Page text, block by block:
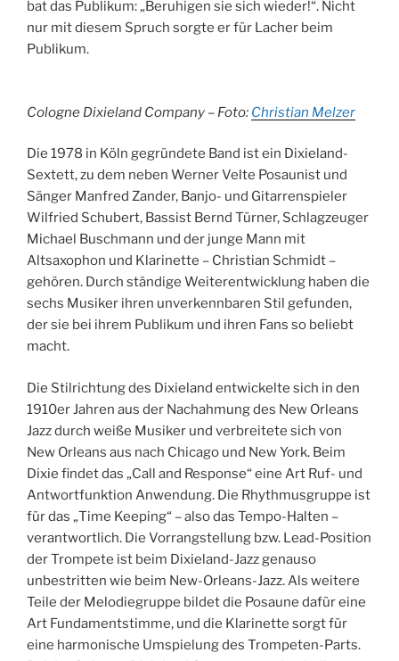
bat das Publikum: „Beruhigen sie sich wieder!“. Nicht
nur mit diesem Spruch sorgte er für Lacher beim
Publikum.
Cologne Dixieland Company – Foto: Christian Melzer
Die 1978 in Köln gegründete Band ist ein Dixieland-
Sextett, zu dem neben Werner Velte Posaunist und
Sänger Manfred Zander, Banjo- und Gitarrenspieler
Wilfried Schubert, Bassist Bernd Türner, Schlagzeuger
Michael Buschmann und der junge Mann mit
Altsaxophon und Klarinette – Christian Schmidt –
gehören. Durch ständige Weiterentwicklung haben die
sechs Musiker ihren unverkennbaren Stil gefunden,
der sie bei ihrem Publikum und ihren Fans so beliebt
macht.
Die Stilrichtung des Dixieland entwickelte sich in den
1910er Jahren aus der Nachahmung des New Orleans
Jazz durch weiße Musiker und verbreitete sich von
New Orleans aus nach Chicago und New York. Beim
Dixie findet das „Call and Response“ eine Art Ruf- und
Antwortfunktion Anwendung. Die Rhythmusgruppe ist
für das „Time Keeping“ – also das Tempo-Halten –
verantwortlich. Die Vorrangstellung bzw. Lead-Position
der Trompete ist beim Dixieland-Jazz genauso
unbestritten wie beim New-Orleans-Jazz. Als weitere
Teile der Melodiegruppe bildet die Posaune dafür eine
Art Fundamentstimme, und die Klarinette sorgt für
eine harmonische Umspielung des Trompeten-Parts.